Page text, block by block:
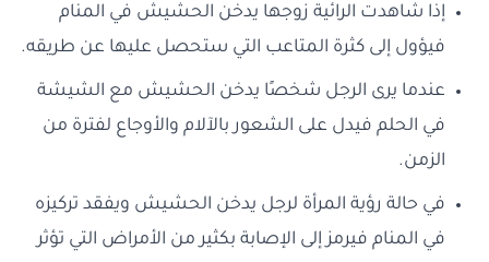
إذا شاهدت الرائية زوجها يدخن الحشيش في المنام
فيؤول إلى كثرة المتاعب التي ستحصل عليها عن طريقه.
عندما يرى الرجل شخصًا يدخن الحشيش مع الشيشة
في الحلم فيدل على الشعور بالآلام والأوجاع لفترة من
الزمن.
في حالة رؤية المرأة لرجل يدخن الحشيش ويفقد تركيزه
في المنام فيرمز إلى الإصابة بكثير من الأمراض التي تؤثر